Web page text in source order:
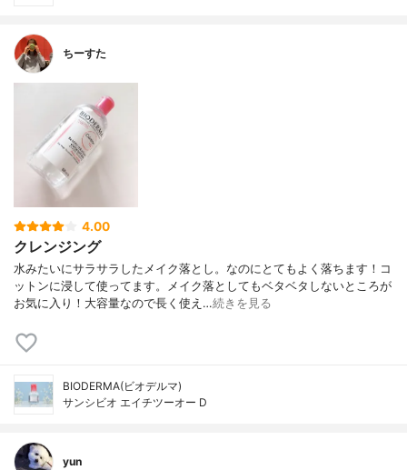
ちーすた
4.00
クレンジング
水みたいにサラサラしたメイク落とし。なのにとてもよく落ちます！コ
ットンに浸して使ってます。メイク落としてもベタベタしないところが
お気に入り！大容量なので長く使え…続きを見る
BIODERMA(ビオデルマ)
サンシビオ エイチツーオー D
yun